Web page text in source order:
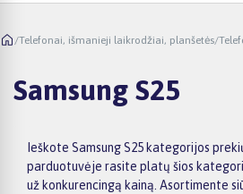
/Telefonai, išmanieji laikrodžiai, planšetės/
Samsung S25
Ieškote Samsung S25 kategorijos
parduotuvėje rasite platų šios
už konkurencingą kainą. Asortimente